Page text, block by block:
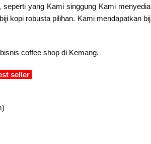
yang Kami singgung Kami
kopi robusta pilihan. Kami mendapatkan
coffee shop di Kemang.
seller